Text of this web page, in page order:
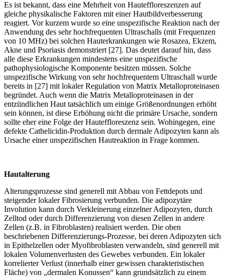
Es ist bekannt, dass eine Mehrheit von Hauteffloreszenzen auf
gleiche physikalische Faktoren mit einer Hautbildverbesserung
reagiert. Vor kurzem wurde so eine unspezifische Reaktion nach der
Anwendung des sehr hochfrequenten Ultraschalls (mit Frequenzen
von 10 MHz) bei solchen Hauterkrankungen wie Rosazea, Ekzem,
Akne und Psoriasis demonstriert [27]. Das deutet darauf hin, dass
alle diese Erkrankungen mindestens eine unspezifische
pathophysiologische Komponente besitzen müssen. Solche
unspezifische Wirkung von sehr hochfrequentem Ultraschall wurde
bereits in [27] mit lokaler Regulation von Matrix Metalloproteinasen
begründet. Auch wenn die Matrix Metalloproteinasen in der
entzündlichen Haut tatsächlich um einige Größenordnungen erhöht
sein können, ist diese Erhöhung nicht die primäre Ursache, sondern
sollte eher eine Folge der Hauteffloreszenz sein. Wohingegen, eine
defekte Cathelicidin-Produktion durch dermale Adipozyten kann als
Ursache einer unspezifischen Hautreaktion in Frage kommen.
Hautalterung
Alterungsprozesse sind generell mit Abbau von Fettdepots und
steigender lokaler Fibrosierung verbunden. Die adipozytäre
Involution kann durch Verkleinerung einzelner Adipozyten, durch
Zelltod oder durch Differenzierung von diesen Zellen in andere
Zellen (z.B. in Fibroblasten) realisiert werden. Die oben
beschriebenen Differenzierungs-Prozesse, bei deren Adipozyten sich
in Epithelzellen oder Myofibroblasten verwandeln, sind generell mit
lokalen Volumenverlusten des Gewebes verbunden. Ein lokaler
korrelierter Verlust (innerhalb einer gewissen charakteristischen
Fläche) von „dermalen Konussen“ kann grundsätzlich zu einem